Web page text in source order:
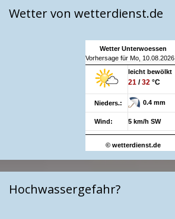
Wetter von wetterdienst.de
Wetter Unterwoessen
Vorhersage für Mo, 10.08.2026
leicht bewölkt
21 /32 °C
Nieders.: 0.4 mm
Wind: 5 km/h SW
© wetterdienst.de
Hochwassergefahr?